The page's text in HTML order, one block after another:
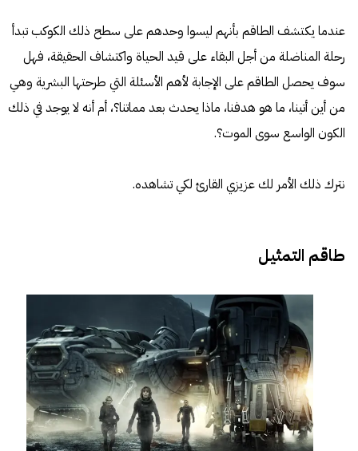
عندما يكتشف الطاقم بأنهم ليسوا وحدهم على سطح ذلك الكوكب تبدأ
رحلة المناضلة من أجل البقاء على قيد الحياة واكتشاف الحقيقة، فهل
سوف يحصل الطاقم على الإجابة لأهم الأسئلة التي طرحتها البشرية وهي
من أين أتينا، ما هو هدفنا، ماذا يحدث بعد مماتنا؟، أم أنه لا يوجد في ذلك
الكون الواسع سوى الموت؟.
نترك ذلك الأمر لك عزيزي القارئ لكي تشاهده.
طاقم التمثيل